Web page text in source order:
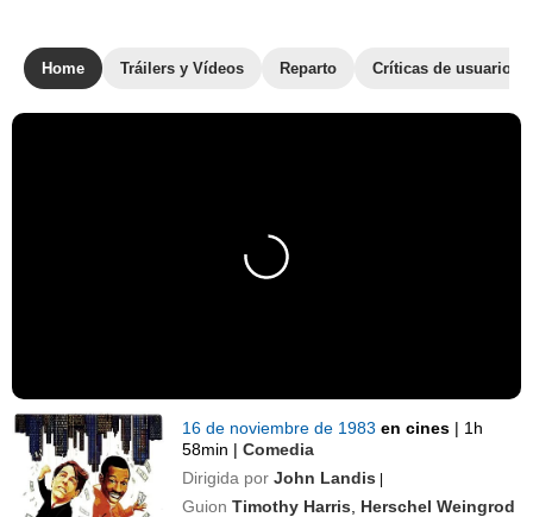
Home Tráilers y Vídeos Reparto Críticas de usuarios
16 de noviembre de 1983en cines | 1h
58min | Comedia
Dirigida por John Landis |
Guion Timothy Harris
Herschel Weingrod